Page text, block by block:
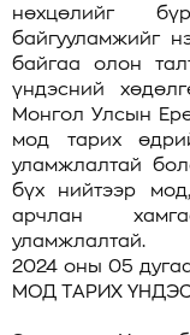
нөхцөлийг
байгууламжийг
байгаа олон
үндэсний
Монгол Улсын
мод тарих
уламжлалтай
бүх нийтээр
арчлан
уламжлалтай.
2024 оны 05
МОД ТАРИХ